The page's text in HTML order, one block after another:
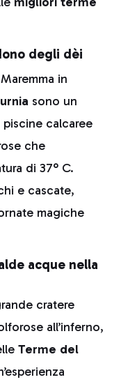
degli dèi
in
sono un
calcaree
che
di 37° C.
e cascate,
magiche
acque nella
cratere
all’inferno,
Terme del